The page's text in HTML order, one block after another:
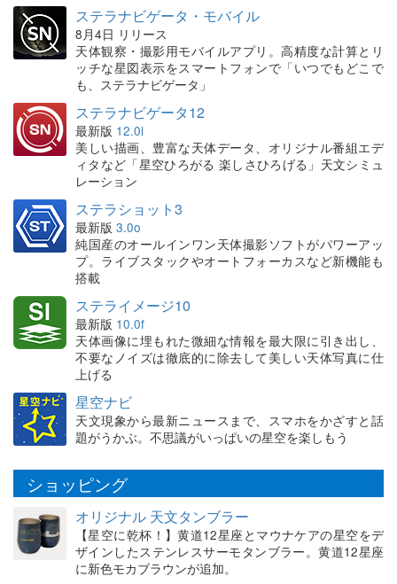
ステラナビゲータ・モバイル
8月4日 リリース
天体観察・撮影用モバイルアプリ。高精度な計算とリ
ッチな星図表示をスマートフォンで「いつでもどこで
も、ステラナビゲータ」
ステラナビゲータ12
最新版 12.0i
美しい描画、豊富な天体データ、オリジナル番組エデ
ィタなど「星空ひろがる 楽しさひろげる」天文シミュ
レーション
ステラショット3
最新版 3.0o
純国産のオールインワン天体撮影ソフトがパワーアッ
プ。ライブスタックやオートフォーカスなど新機能も
搭載
ステライメージ10
最新版 10.0f
天体画像に埋もれた微細な情報を最大限に引き出し、
不要なノイズは徹底的に除去して美しい天体写真に仕
上げる
星空ナビ
天文現象から最新ニュースまで、スマホをかざすと話
題がうかぶ。不思議がいっぱいの星空を楽しもう
ショッピング
オリジナル 天文タンブラー
【星空に乾杯！】黄道12星座とマウナケアの星空をデ
ザインしたステンレスサーモタンブラー。黄道12星座
に新色モカブラウンが追加。